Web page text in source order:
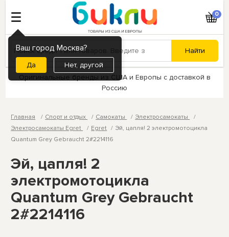
Ваш город Москва?
Нет, другой
0
Оригинальные бренды из США и Европы с доставкой в
Россию
Главная Спорт и отдых Самокаты
Электросамокаты
Электросамокаты Egret
Egret
Эй, цапля! 2 электромотоцикла
Quantum Grey Gebraucht 2#2214116
Эй, цапля! 2
электромотоцикла
Quantum Grey Gebraucht
2#2214116